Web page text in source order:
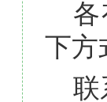
下方
联